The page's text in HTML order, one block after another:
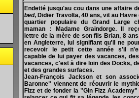
Endetté jusqu'au cou dans une affaire
bed, Didier Travolta, 40 ans, vit au Havre
quartier populaire du Grand Large
maman : Madame Graindorge. Il
lettre de la mère de son fils Brian, 8
en Angleterre, lui signifiant qu'il ne
recevoir le petit cette année s'il
capable de lui payer des vacances,
vacances, c'est à dire loin des Docks,
et des grandes surfaces.
Jean-François Jackson et son
Baronne" viennent de réouvrir le
Fizz et de fonder la "Gin Fizz